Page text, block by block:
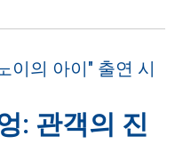
: 관객의 진